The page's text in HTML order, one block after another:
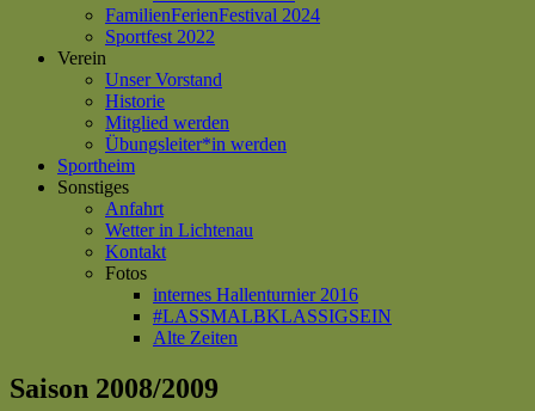
FamilienFerienFestival 2024
Sportfest 2022
Verein
Unser Vorstand
Historie
Mitglied werden
Übungsleiter*in werden
Sportheim
Sonstiges
Anfahrt
Wetter in Lichtenau
Kontakt
Fotos
internes Hallenturnier 2016
#LASSMALBKLASSIGSEIN
Alte Zeiten
Saison 2008/2009